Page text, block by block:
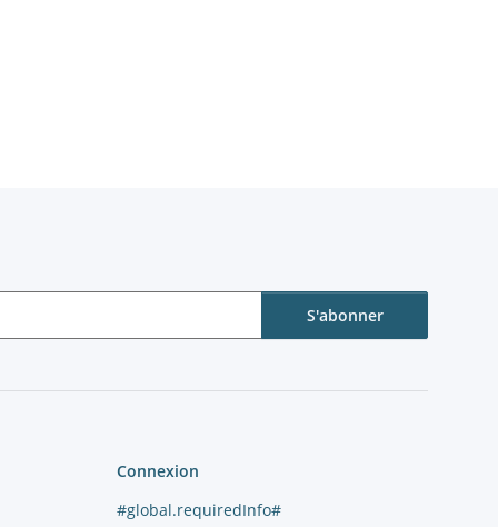
S'abonner
Connexion
#global.requiredInfo#